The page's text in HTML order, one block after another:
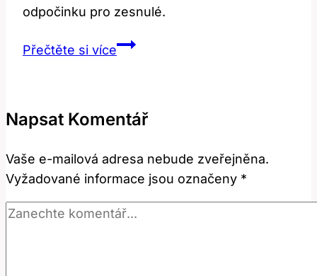
odpočinku pro zesnulé.
Přečtěte si víceCemetery:
Této
Fráze!
Napsat Komentář
Vaše e-mailová adresa nebude zveřejněna.
Vyžadované informace jsou označeny *